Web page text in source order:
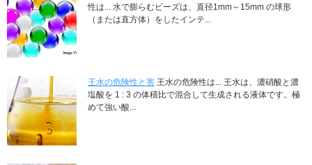
性は... 水で膨らむビーズは、直径1mm～15mm の球形
（または直方体）をしたインテ...
王水の危険性と害 王水の危険性は... 王水は、濃硝酸と濃
塩酸を 1 : 3 の体積比で混合して生成される液体です。極
めて強い酸...